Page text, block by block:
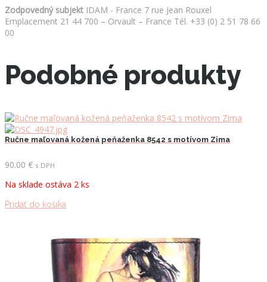
Zodpovedný subjekt IDAM - France 7 rue Jean Rouxel
Emplacement 21 44 700 – Orvault – France Tél. +33 (0) 2 51 78 66
00
Podobné produkty
Ručne maľovaná kožená peňaženka 8542 s motívom Zima
90.00 € s DPH
Na sklade ostáva 2 ks
Pridať do košíka